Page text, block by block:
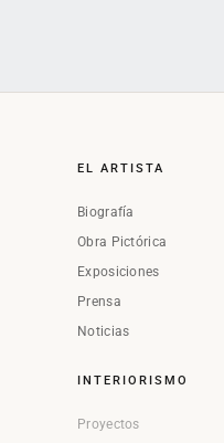
EL ARTISTA
Biografía
Obra Pictórica
Exposiciones
Prensa
Noticias
INTERIORISMO
Proyectos